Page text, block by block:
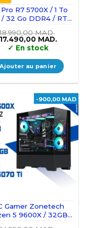
Pro R7 5700X / 1 To
/ 32 Go DDR4 / RTX
MAD.
Le
prix
initial
:
18.990,00 MAD..
17.490,00 MAD.Le
est :
✓ En stock
Ajouter au panier
-900,00 MAD
Gamer Zonetech
5 9600X / 32GB